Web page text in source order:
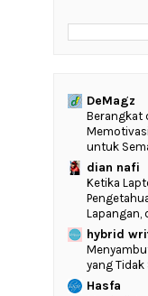
DeMagz
‎Berangkat
untuk
dian nafi
Ketika
Lapangan,
hybrid
yang Tidak
Hasfa